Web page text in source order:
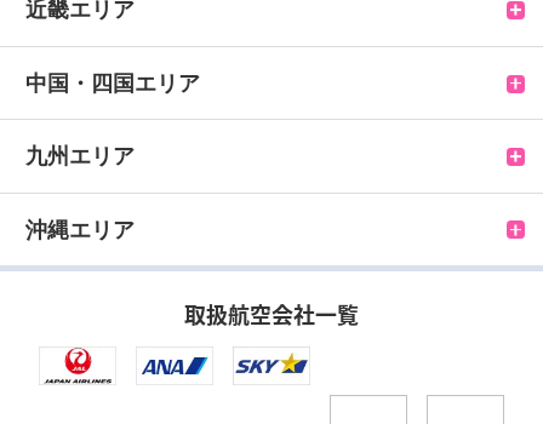
旭川空港
釧路空港
中標津空港
紋別空港
利尻空港
花巻空港
三沢空港
秋田空港
庄内空港
仙台空港
成田空港
八丈島空港
茨城空港
富山空港
小松空港
能登空港
新潟空港
静岡空港
近畿エリア
伊丹空港
関西空港
南紀白浜空港
神戸空港
中国・四国エリア
鳥取空港
米子空港
隠岐空港
九州エリア
福岡空港
長崎空港
沖縄エリア
久米島空港
取扱航空会社一覧